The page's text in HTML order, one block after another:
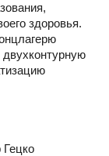
здоровья.